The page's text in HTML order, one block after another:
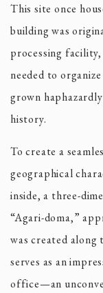
This site once
building was
processing
needed to
grown
history.
To create a
geographical
inside, a three-
“Agari-doma,”
was created along
serves as an
office—an